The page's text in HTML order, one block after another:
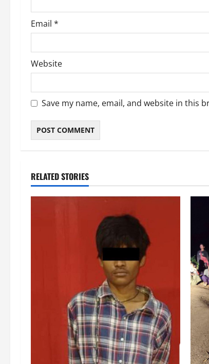
Email *
Website
Save my name, email, and website in this
RELATED STORIES